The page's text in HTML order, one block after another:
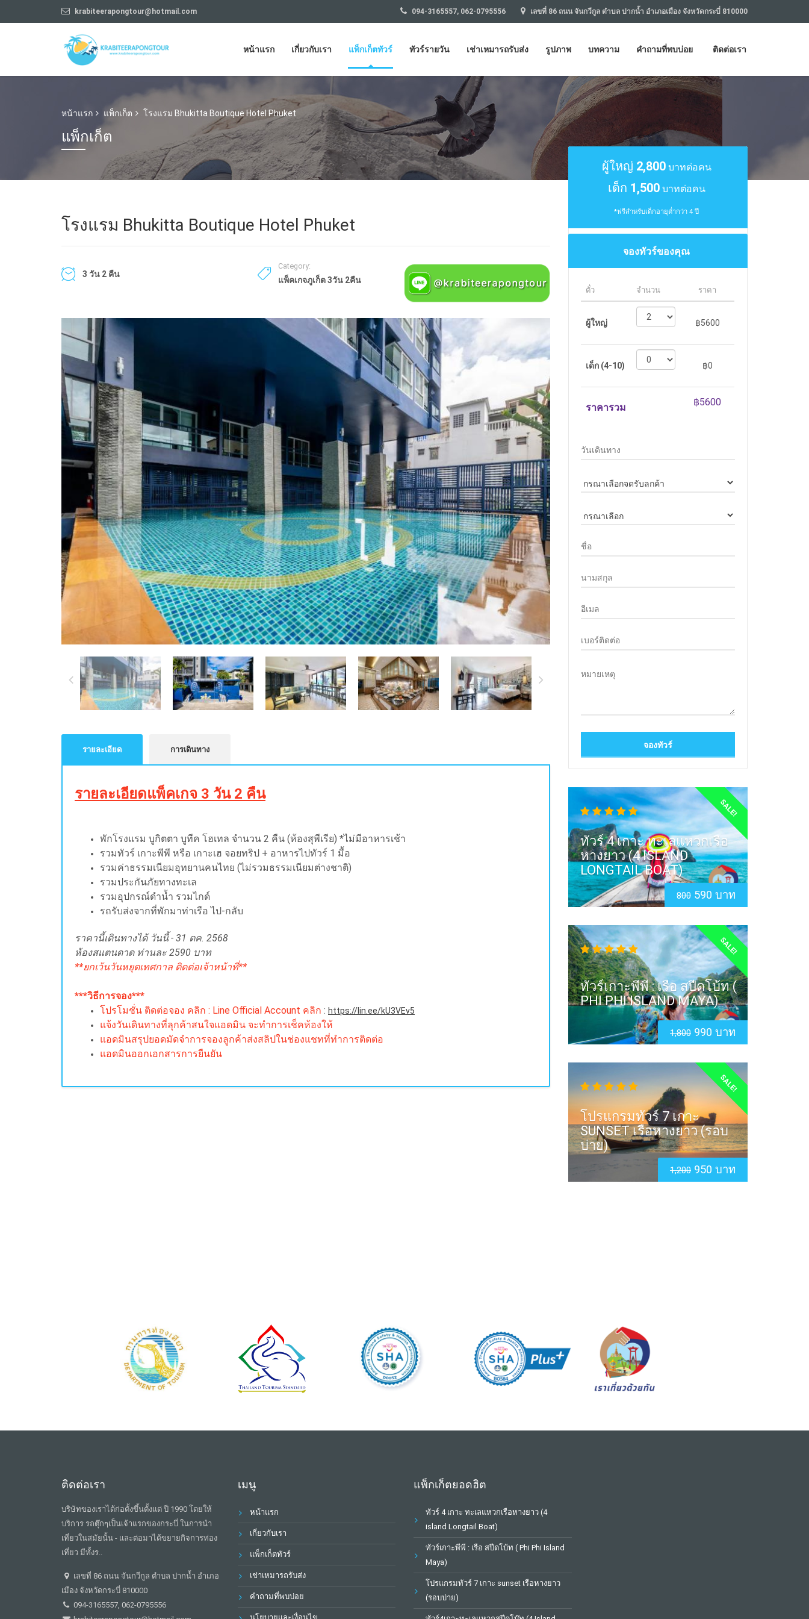
krabiteerapongtour@hotmail.com 094-3165557, 062-0795556 เลขที่ 86 ถนน จันกวีกูล ตำบล ปากน้ำ อำเภอเมือง จังหวัดกระบี่ 810000
หน้าแรก เกี่ยวกับเรา แพ็กเก็ตทัวร์ ทัวร์รายวัน เช่าเหมารถรับส่ง รูปภาพ บทความ คำถามที่พบบ่อย ติดต่อเรา
หน้าแรก แพ็กเก็ต โรงแรม Bhukitta Boutique Hotel Phuket
แพ็กเก็ต
โรงแรม Bhukitta Boutique Hotel Phuket
3 วัน 2 คืน
Category:
แพ็คเกจภูเก็ต 3วัน 2คืน
รายละเอียด การเดินทาง
รายละเอียดแพ็คเกจ 3 วัน 2 คืน
พักโรงแรม บูกิตตา บูทีค โฮเทล จำนวน 2 คืน (ห้องสุพีเรีย) *ไม่มีอาหารเช้า
รวมทัวร์ เกาะพีพี หรือ เกาะเฮ จอยทริป + อาหารไปทัวร์ 1 มื้อ
รวมค่าธรรมเนียมอุทยานคนไทย (ไม่รวมธรรมเนียมต่างชาติ)
รวมประกันภัยทางทะเล
รวมอุปกรณ์ดำน้ำ รวมไกด์
รถรับส่งจากที่พักมาท่าเรือ ไป-กลับ
ราคานี้เดินทางได้ วันนี้ - 31 ตค. 2568
ห้องสแตนดาด ท่านละ 2590 บาท
**ยกเว้นวันหยุดเทศกาล ติดต่อเจ้าหน้าที่**
***วิธีการจอง***
โปรโมชั่น ติดต่อจอง คลิก : Line Official Account คลิก : https://lin.ee/kU3VEv5
แจ้งวันเดินทางที่ลุกค้าสนใจแอดมิน จะทำการเช็คห้องให้
แอดมินสรุปยอดมัดจำการจองลูกค้าส่งสลิปในช่องแชทที่ทำการติดต่อ
แอดมินออกเอกสารการยืนยัน
ผู้ใหญ่ 2,800บาทต่อคน
เด็ก 1,500บาทต่อคน
*ฟรีสำหรับเด็กอายุต่ำกว่า 4 ปี
จองทัวร์ของคุณ
ตั๋ว จำนวน ราคา
ราคารวม
ผู้ใหญ่ ฿5600
เด็ก (4-10) ฿0
SALE!
ทัวร์ 4 เกาะ ทะเลแหวกเรือ
หางยาว (4 ISLAND
LONGTAIL BOAT)
800 590 บาท
SALE!
ทัวร์เกาะพีพี : เรือ สปีดโบ้ท (
PHI PHI ISLAND MAYA)
1,800 990 บาท
SALE!
โปรแกรมทัวร์ 7 เกาะ
SUNSET เรือหางยาว (รอบ
บ่าย)
1,200 950 บาท
ติดต่อเรา
บริษัทของเราได้ก่อตั้งขึ้นตั้งแต่ ปี 1990 โดยให้
บริการ รถตุ๊กๆเป็นเจ้าแรกของกระบี่ ในการนำ
เที่ยวในสมัยนั้น - และต่อมาได้ขยายกิจการท่อง
เที่ยว มีทั้งร..
เลขที่ 86 ถนน จันกวีกูล ตำบล ปากน้ำ อำเภอ
เมือง จังหวัดกระบี่ 810000
094-3165557, 062-0795556
เมนู
หน้าแรก
เกี่ยวกับเรา
แพ็กเก็ตทัวร์
เช่าเหมารถรับส่ง
คำถามที่พบบ่อย
แพ็กเก็ตยอดฮิต
ทัวร์ 4 เกาะ ทะเลแหวกเรือหางยาว (4
island Longtail Boat)
ทัวร์เกาะพีพี : เรือ สปีดโบ้ท ( Phi Phi Island
Maya)
โปรแกรมทัวร์ 7 เกาะ sunset เรือหางยาว
(รอบบ่าย)